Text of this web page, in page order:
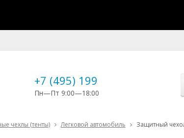
+7 (495) 199
Пн—Пт 9:00—18:00
чехлы (тенты) Легковой автомобиль
Защитный